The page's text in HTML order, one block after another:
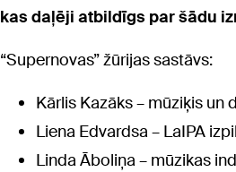
kas daļēji atbildīgs par šādu
“Supernovas” žūrijas sastāvs:
Kārlis Kazāks – mūziķis un
Liena Edvardsa – LaIPA
Linda Āboliņa – mūzikas